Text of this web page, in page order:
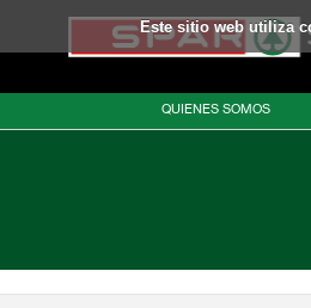
Este sitio web utiliza
QUIENES SOMOS